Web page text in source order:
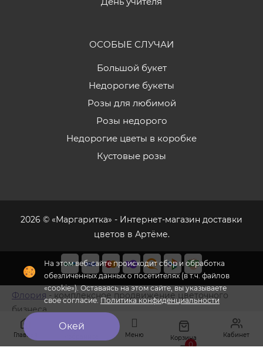
Главная Меню Корзина
0
Кабинет
На этом веб-сайте происходит сбор и обработка
обезличенных данных о посетителях (в т.ч. файлов
«cookie»). Оставаясь на этом сайте, вы указываете
свое согласие.Политика конфиденциальности
Окей
ОСОБЫЕ СЛУЧАИ
Большой букет
Недорогие букеты
Розы для любимой
Розы недорого
Недорогие цветы в коробке
Кустовые розы
2026 © «Маргаритка» - Интернет-магазин доставки
цветов в Артёме.
Флория - комплексное продвижение цветочного
бизнеса